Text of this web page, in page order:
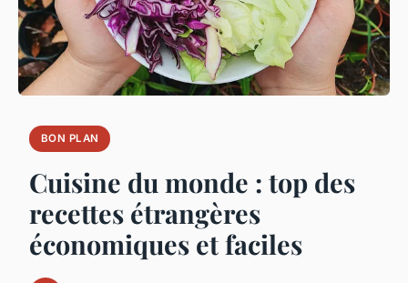
BON PLAN
Cuisine du monde : top des
recettes étrangères
économiques et faciles